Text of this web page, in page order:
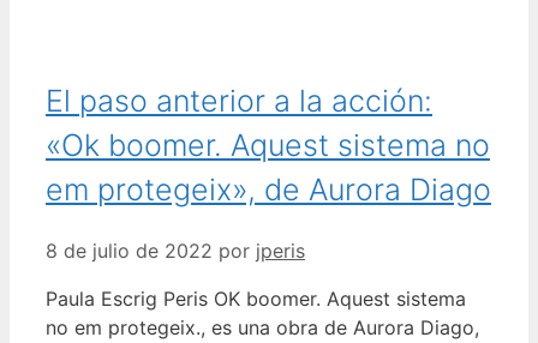
El paso anterior a la acción:
«Ok boomer. Aquest sistema no
em protegeix», de Aurora Diago
8 de julio de 2022 por jperis
Paula Escrig Peris OK boomer. Aquest sistema
no em protegeix., es una obra de Aurora Diago,